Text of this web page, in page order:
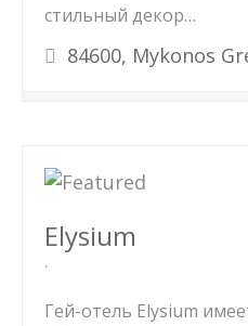
стильный декор…
84600, Mykonos
Elysium
Гей-отель Elysium